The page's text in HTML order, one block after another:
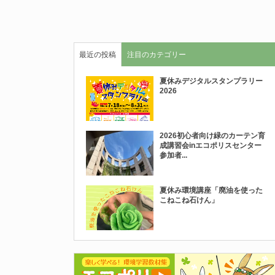
最近の投稿 注目のカテゴリー
夏休みデジタルスタンプラリー
2026
2026初心者向け緑のカーテン育
成講習会inエコポリスセンター
参加者...
夏休み環境講座「廃油を使った
こねこね石けん」